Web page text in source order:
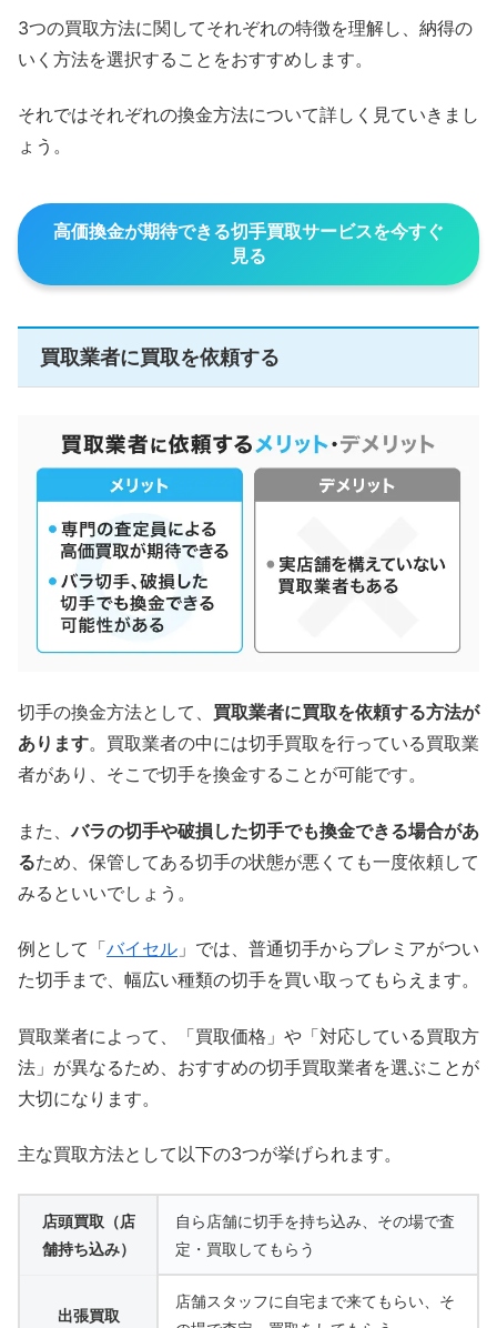
3つの買取方法に関してそれぞれの特徴を理解し、納得の
いく方法を選択することをおすすめします。
それではそれぞれの換金方法について詳しく見ていきまし
ょう。
高価換金が期待できる切手買取サービスを今すぐ
見る
買取業者に買取を依頼する
切手の換金方法として、 買取業者に買取を依頼する方法が
あります。買取業者の中には切手買取を行っている買取業
者があり、そこで切手を換金することが可能です。
また、バラの切手や破損した切手でも換金できる場合があ
るため、保管してある切手の状態が悪くても一度依頼して
みるといいでしょう。
例として「バイセル 」では、普通切手からプレミアがつい
た切手まで、幅広い種類の切手を買い取ってもらえます。
買取業者によって、「買取価格」や「対応している買取方
法」が異なるため、おすすめの切手買取業者を選ぶことが
大切になります。
主な買取方法として以下の3つが挙げられます。
店頭買取（店
舗持ち込み）
自ら店舗に切手を持ち込み、その場で査
定・買取してもらう
出張買取
店舗スタッフに自宅まで来てもらい、そ